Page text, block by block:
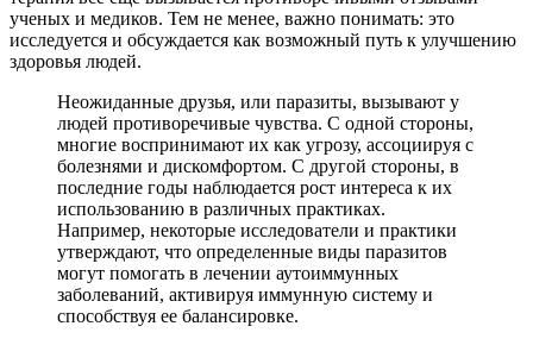
ученых и медиков. Тем не менее, важно понимать: это
исследуется и обсуждается как возможный путь к улучшению
здоровья людей.
Неожиданные друзья, или паразиты, вызывают у
людей противоречивые чувства. С одной стороны,
многие воспринимают их как угрозу, ассоциируя с
болезнями и дискомфортом. С другой стороны, в
последние годы наблюдается рост интереса к их
использованию в различных практиках.
Например, некоторые исследователи и практики
утверждают, что определенные виды паразитов
могут помогать в лечении аутоиммунных
заболеваний, активируя иммунную систему и
способствуя ее балансировке.